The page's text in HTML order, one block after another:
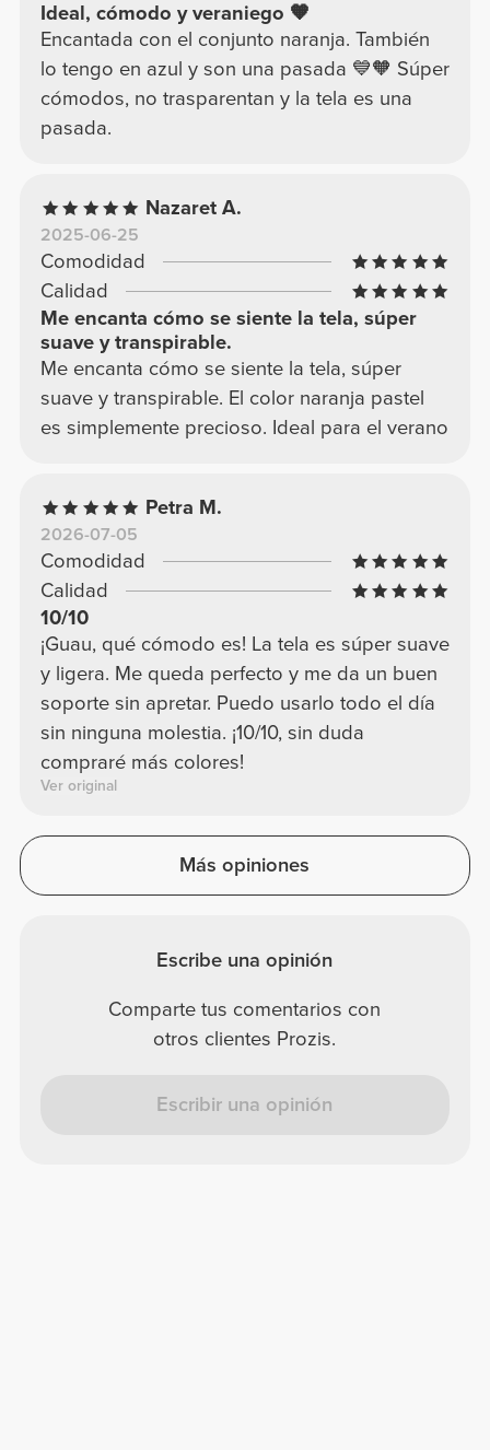
Ideal, cómodo y veraniego 🧡
Encantada con el conjunto naranja. También
lo tengo en azul y son una pasada 💙🧡 Súper
cómodos, no trasparentan y la tela es una
pasada.
Nazaret A.
2025-06-25
Comodidad
Calidad
Me encanta cómo se siente la tela, súper
suave y transpirable.
Me encanta cómo se siente la tela, súper
suave y transpirable. El color naranja pastel
es simplemente precioso. Ideal para el verano
Petra M.
2026-07-05
Comodidad
Calidad
10/10
¡Guau, qué cómodo es! La tela es súper suave
y ligera. Me queda perfecto y me da un buen
soporte sin apretar. Puedo usarlo todo el día
sin ninguna molestia. ¡10/10, sin duda
compraré más colores!
Ver original
Más opiniones
Escribe una opinión
Comparte tus comentarios con
otros clientes Prozis.
Escribir una opinión